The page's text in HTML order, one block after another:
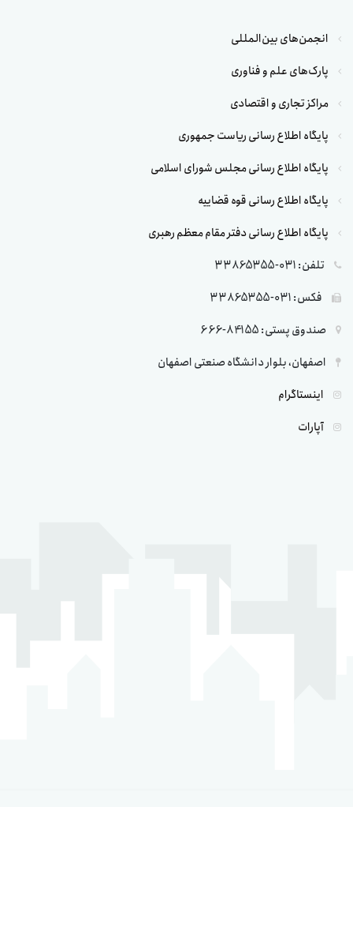
انجمن‌های بین‌المللی
پارک‌های علم و فناوری
مراکز تجاری و اقتصادی
پایگاه اطلاع رسانی ریاست جمهوری
پایگاه اطلاع رسانی مجلس شورای اسلامی
پایگاه اطلاع رسانی قوه قضاییه
پایگاه اطلاع رسانی دفتر مقام معظم رهبری
تلفن: 031-33865355
فکس: 031-33865355
صندوق پستی: 84155-666
اصفهان، بلوار دانشگاه صنعتی اصفهان
اینستاگرام
آپارات